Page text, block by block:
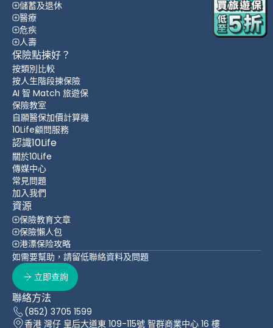
儲蓄及退休
醫療
危疾
人壽
保險點揀好？
按類別比較
按人生階段揀保險
AI 智 Match 旅遊保
保險教室
自願醫保加價計算機
10Life顧問服務
認識10Life
關於10Life
傳媒中心
常見問題
加入我們
資源
保險教育文章
保險懶人包
港漂保险攻略
如需要幫助，請留低聯絡資料及問題
立即查詢
聯絡方法
(852) 3705 1599
香港 灣仔 皇后大道東 109-115號 智群商業中心 16 樓